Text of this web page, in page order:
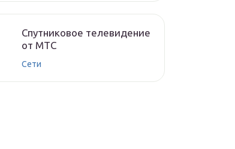
Спутниковое телевидение
от МТС
Сети